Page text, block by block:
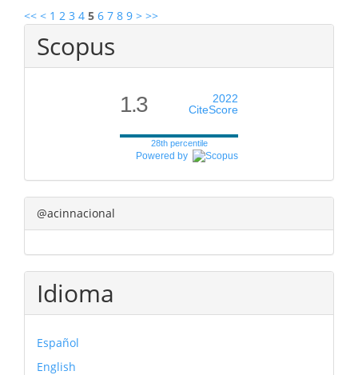
<< < 1 2 3 4 5 6 7 8 9 > >>
Scopus
1.3
2022
CiteScore
28th percentile
Powered by
@acinnacional
Idioma
Español
English